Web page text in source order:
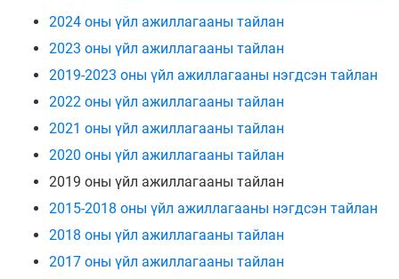
2024 оны үйл ажиллагааны тайлан
2023 оны үйл ажиллагааны тайлан
2019-2023 оны үйл ажиллагааны нэгдсэн тайлан
2022 оны үйл ажиллагааны тайлан
2021 оны үйл ажиллагааны тайлан
2020 оны үйл ажиллагааны тайлан
2019 оны үйл ажиллагааны тайлан
2015-2018 оны үйл ажиллагааны нэгдсэн тайлан
2018 оны үйл ажиллагааны тайлан
2017 оны үйл ажиллагааны тайлан